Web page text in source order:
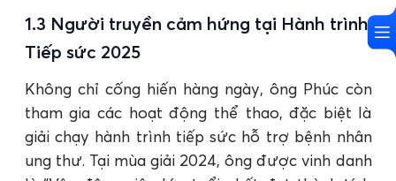
1.3 Người truyền cảm hứng tại Hành trình
Tiếp sức 2025
Không chỉ cống hiến hàng ngày, ông Phúc còn
tham gia các hoạt động thể thao, đặc biệt là
giải chạy hành trình tiếp sức hỗ trợ bệnh nhân
ung thư. Tại mùa giải 2024, ông được vinh danh